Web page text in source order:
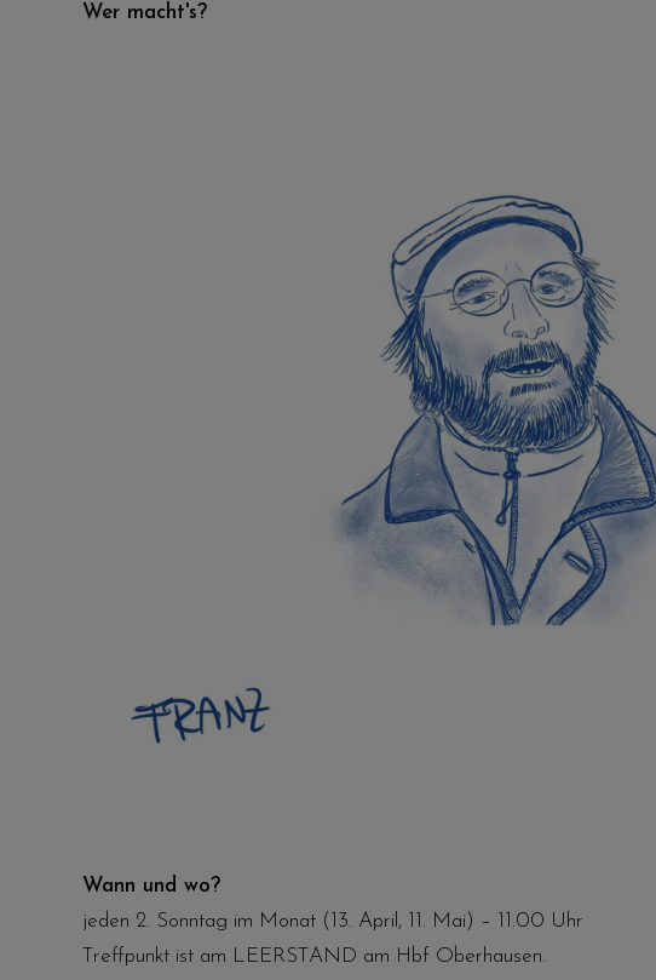
Wer macht's?
Wann und wo?
jeden 2. Sonntag im Monat (13. April, 11. Mai) – 11.00 Uhr
Treffpunkt ist am LEERSTAND am Hbf Oberhausen.